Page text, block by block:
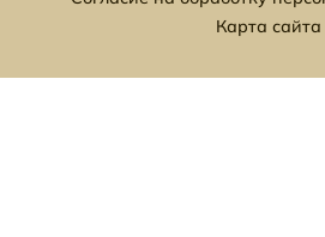
Карта сайта